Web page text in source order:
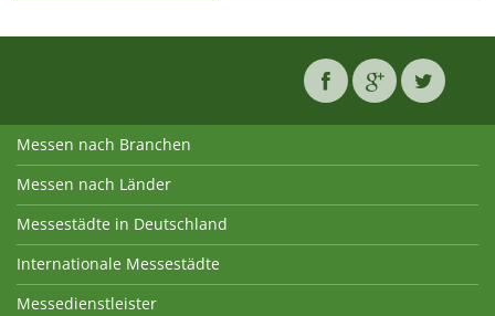
Messen nach Branchen
Messen nach Länder
Messestädte in Deutschland
Internationale Messestädte
Messedienstleister